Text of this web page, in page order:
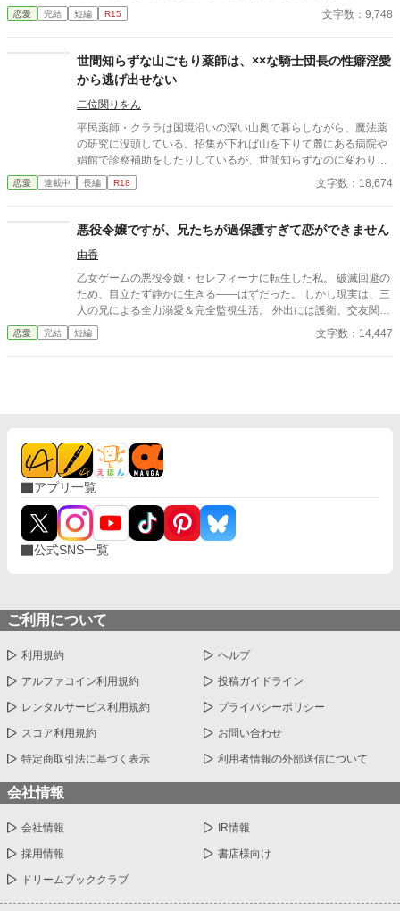
どうするのか…
恋愛 完結 短編 R15 文字数：9,748
世間知らずな山ごもり薬師は、××な騎士団長の性癖淫愛
から逃げ出せない
二位関りをん
平民薬師・クララは国境沿いの深い山奥で暮らしながら、魔法薬
の研究に没頭している。招集が下れば山を下りて麓にある病院や
娼館で診察補助をしたりしているが、世間知らずなのに変わりは
ない。 ある日、山の中で倒れている男性を発見。彼はなんと騎士
団長・レイルドで女嫌いの噂を持つ人物だった。 当然女嫌いの噂
が、レイルドには隠している秘密……性癖があった。 ――君の××
××、触らせてもらえないだろうか？
恋愛 連載中 長編 R18 文字数：18,674
悪役令嬢ですが、兄たちが過保護すぎて恋ができません
由香
乙女ゲームの悪役令嬢・セレフィーナに転生した私。 破滅回避の
ため、目立たず静かに生きる――はずだった。 しかし現実は、三
人の兄による全力溺愛＆完全監視生活。 外出には護衛、交友関係
は管理制、笑顔すら規制対象！？ さらに兄の親友である最強騎
士・カインが護衛として加わり、 静かで誠実な優しさに、次第に
恋愛 完結 短編 文字数：14,447
アプリ一覧
公式SNS一覧
ご利用について
利用規約 ヘルプ
アルファコイン利用規約 投稿ガイドライン
レンタルサービス利用規約 プライバシーポリシー
スコア利用規約 お問い合わせ
特定商取引法に基づく表示 利用者情報の外部送信について
会社情報
会社情報 IR情報
採用情報 書店様向け
ドリームブッククラブ